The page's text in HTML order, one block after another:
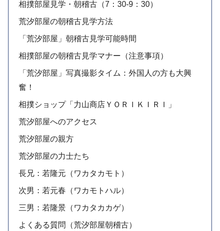
相撲部屋見学・朝稽古（7：30-9：30）
荒汐部屋の朝稽古見学方法
「荒汐部屋」朝稽古見学可能時間
相撲部屋の朝稽古見学マナー（注意事項）
「荒汐部屋」写真撮影タイム：外国人の方も大興
奮！
相撲ショップ「力山商店ＹＯＲＩＫＩＲＩ」
荒汐部屋へのアクセス
荒汐部屋の親方
荒汐部屋の力士たち
長兄：若隆元（ワカタカモト）
次男：若元春（ワカモトハル）
三男：若隆景（ワカタカカゲ）
よくある質問（荒汐部屋朝稽古）